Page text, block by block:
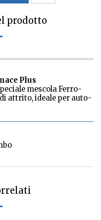
prodotto
Plus
mescola Ferro-
attrito, ideale per auto-